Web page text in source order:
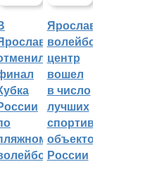
Ярославский
волейбольный
центр
вошел
в число
лучших
спортивных
объектов
России